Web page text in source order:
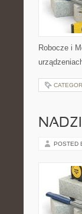
Robocze i
POSTED